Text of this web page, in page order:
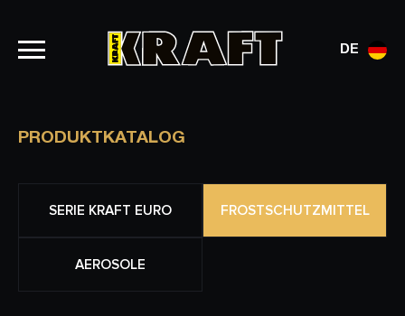
DE
PRODUKTKATALOG
SERIE KRAFT EURO FROSTSCHUTZMITTEL
AEROSOLE